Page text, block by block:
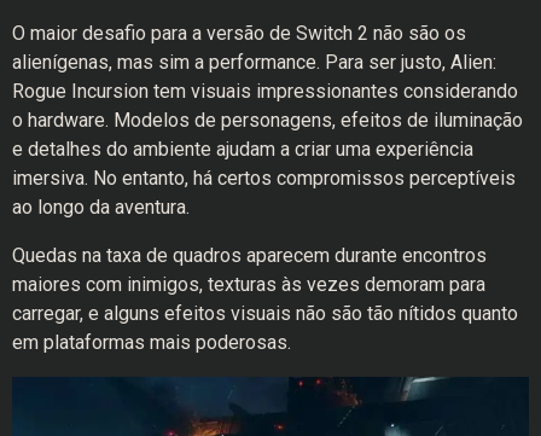
O maior desafio para a versão de Switch 2 não são os
alienígenas, mas sim a performance. Para ser justo, Alien:
Rogue Incursion tem visuais impressionantes considerando
o hardware. Modelos de personagens, efeitos de iluminação
e detalhes do ambiente ajudam a criar uma experiência
imersiva. No entanto, há certos compromissos perceptíveis
ao longo da aventura.
Quedas na taxa de quadros aparecem durante encontros
maiores com inimigos, texturas às vezes demoram para
carregar, e alguns efeitos visuais não são tão nítidos quanto
em plataformas mais poderosas.